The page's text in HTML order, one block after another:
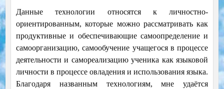
Данные технологии относятся к личностно-
ориентированным, которые можно рассматривать как
продуктивные и обеспечивающие самоопределение и
самоорганизацию, самообучение учащегося в процессе
деятельности и самореализацию ученика как языковой
личности в процессе овладения и использования языка.
Благодаря названным технологиям, мне удаётся